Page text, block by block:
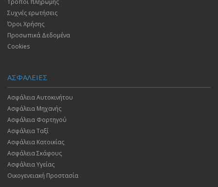
Τρόποι πληρωμής
Συχνές ερωτήσεις
Όροι Χρήσης
Προσωπικά Δεδομένα
Cookies
ΑΣΦΑΛΕΙΕΣ
Ασφάλεια Αυτοκινήτου
Ασφάλεια Μηχανής
Ασφάλεια Φορτηγού
Ασφάλεια Ταξί
Ασφάλεια Κατοικίας
Ασφάλεια Σκάφους
Ασφάλεια Υγείας
Οικογενειακή Προστασία